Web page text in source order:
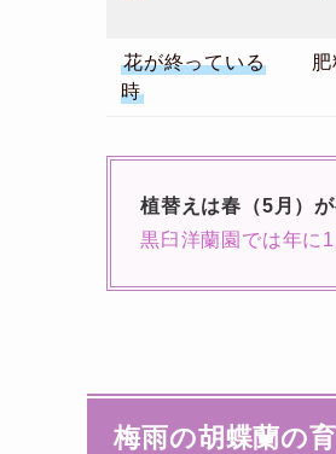
花が終っている
時
肥
植替えは春（5月）
黒臼洋蘭園では年に
梅雨の胡蝶蘭の